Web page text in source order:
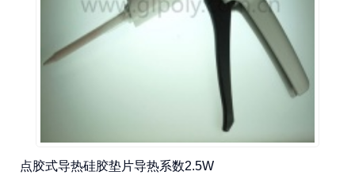
点胶式导热硅胶垫片导热系数2.5W